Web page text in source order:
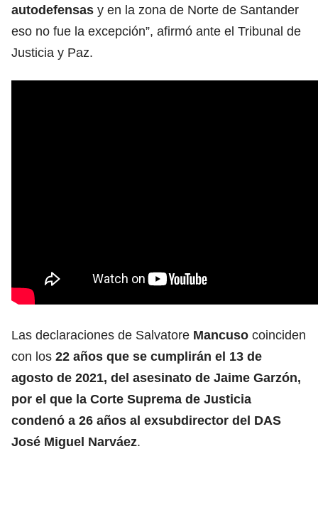
autodefensas y en la zona de Norte de Santander
eso no fue la excepción”, afirmó ante el Tribunal de
Justicia y Paz.
Las declaraciones de Salvatore Mancuso coinciden
con los 22 años que se cumplirán el 13 de
agosto de 2021, del asesinato de Jaime Garzón,
por el que la Corte Suprema de Justicia
condenó a 26 años al exsubdirector del DAS
José Miguel Narváez.